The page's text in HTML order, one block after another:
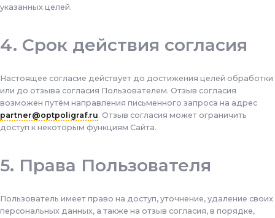
указанных целей.
Срок действия согласия
Настоящее согласие действует до достижения целей обработки
или до отзыва согласия Пользователем. Отзыв согласия
возможен путём направления письменного запроса на адрес
partner@optpoligraf.ru. Отзыв согласия может ограничить
доступ к некоторым функциям Сайта.
Права Пользователя
Пользователь имеет право на доступ, уточнение, удаление своих
персональных данных, а также на отзыв согласия, в порядке,